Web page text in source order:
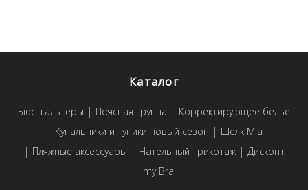
Каталог
Бюстгальтеры Поясная группа
Корректирующее белье
Купальники и туники новый сезон
Шелк Mia
Пляжные аксессуары
Нательный трикотаж
Дисконт
my Bra